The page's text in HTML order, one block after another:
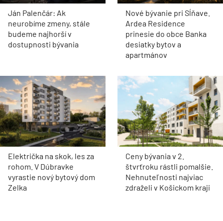
Ján Palenčár: Ak
neurobíme zmeny, stále
budeme najhorší v
dostupnosti bývania
Nové bývanie pri Sĺňave.
Ardea Residence
prinesie do obce Banka
desiatky bytov a
apartmánov
Električka na skok, les za
rohom. V Dúbravke
vyrastie nový bytový dom
Zelka
Ceny bývania v 2.
štvrťroku rástli pomalšie.
Nehnuteľnosti najviac
zdraželi v Košickom kraji